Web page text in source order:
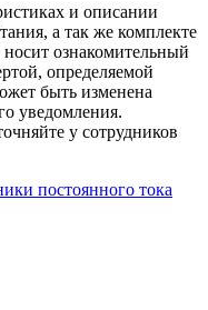
и описании
а так же комплекте
ознакомительный
определяемой
быть изменена
уведомления.
у сотрудников
постоянного тока